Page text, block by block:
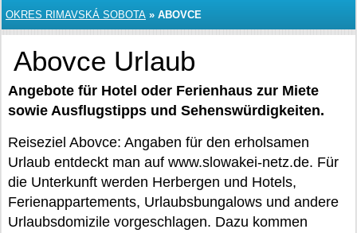
OKRES RIMAVSKÁ SOBOTA » ABOVCE
Abovce Urlaub
Angebote für Hotel oder Ferienhaus zur Miete
sowie Ausflugstipps und Sehenswürdigkeiten.
Reiseziel Abovce: Angaben für den erholsamen
Urlaub entdeckt man auf www.slowakei-netz.de. Für
die Unterkunft werden Herbergen und Hotels,
Ferienappartements, Urlaubsbungalows und andere
Urlaubsdomizile vorgeschlagen. Dazu kommen